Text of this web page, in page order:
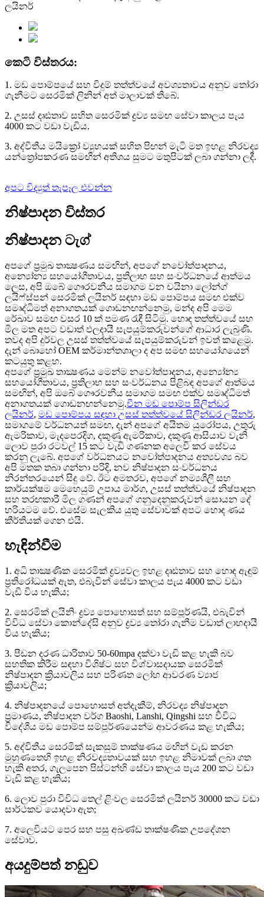
කෙටි විස්තරය:
1. මඩ පොම්පයේ සහ විදුම් තත්ත්වයේ අවශ්‍යතාවය අනුව තෝරා
ගැනීමට සෙරමික් ලිනින් අත් මාලාවක් තිබේ.
2. උසස් දෘඪතාව සහිත සෙරමික් ද්‍රව්‍ය සමඟ සේවා කාලය පැය
4000 කට වඩා වැඩිය.
3. අද්විතීය මයික්‍රෝ ව්‍යුහයක් සහිත පිඟන් මැටි මත ඉහළ නිරවද්‍ය
යන්ත්‍රෝපකරණ සමඟින් අතිශය සුමට මතුපිටක් ලබා ගන්නා ලදී.
අපට විද්‍යුත් තැපෑල එවන්න
නිෂ්පාදන විස්තර
නිෂ්පාදන ටැග්
අපගේ ප්‍රමුඛ තාක්‍ෂණය සමඟින්, අපගේ නවෝත්පාදනය,
අන්‍යෝන්‍ය සහයෝගීතාවය, ප්‍රතිලාභ සහ සංවර්ධනයේ ආත්මය
ලෙස, අපි ඔබේ ගෞරවනීය සමාගම වන චයිනා ලෝන්ග්
ලයිෆ්ස්පන් සෙරමික් ලයිනර් සඳහා මඩ පොම්පය සමඟ එක්ව
සමෘද්ධිමත් අනාගතයක් ගොඩනඟන්නෙමු, මන්ද අපි මෙම
රේඛාව සමඟ වසර 10 ක් පමණ රැඳී සිටිමු. හොඳ තත්ත්වයේ සහ
මිල මත අපට වඩාත් ඵලදායී සැපයුම්කරුවන්ගේ ආධාර ලැබුණි.
තවද අපි දුර්වල උසස් තත්ත්වයේ සැපයුම්කරුවන් ඉවත් කළෙමු.
දැන් බොහෝ OEM කර්මාන්තශාලා ද අප සමඟ සහයෝගයෙන්
කටයුතු කළහ.
අපගේ ප්‍රමුඛ තාක්‍ෂණය මෙන්ම නවෝත්පාදනය, අන්‍යෝන්‍ය
සහයෝගීතාවය, ප්‍රතිලාභ සහ සංවර්ධනය පිළිබඳ අපගේ ආත්මය
සමඟින්, අපි ඔබේ ගෞරවනීය සමාගම සමඟ එක්ව සමෘද්ධිමත්
අනාගතයක් ගොඩනඟන්නෙමු.චීන මඩ පොම්ප සිලින්ඩර
ලයිනර්, මඩ පොම්පය සඳහා උසස් තත්ත්වයේ සිලින්ඩර ලයිනර්,
සමාගමේ වර්ධනයත් සමඟ, දැන් අපගේ අයිතම යුරෝපය, උතුරු
ඇමරිකාව, මැදපෙරදිග, දකුණු ඇමරිකාව, දකුණු ආසියාව වැනි
ලොව පුරා රටවල් 15 කට වැඩි ගණනක අලෙවි කර සේවය
කරනු ලැබේ. අපගේ වර්ධනයට නවෝත්පාදනය අත්‍යවශ්‍ය බව
අපි මතක තබා ගන්නා පරිදි, නව නිෂ්පාදන සංවර්ධනය
නිරන්තරයෙන් සිදු වේ. ඊට අමතරව, අපගේ නම්‍යශීලී සහ
කාර්යක්ෂම මෙහෙයුම් උපාය මාර්ග, උසස් තත්ත්වයේ නිෂ්පාදන
සහ තරඟකාරී මිල ගණන් අපගේ ගනුදෙනුකරුවන් සොයන දේ
හරියටම වේ. එසේම සැලකිය යුතු සේවාවක් අපට හොඳ ණය
කීර්තියක් ගෙන එයි.
හැඳින්වීම
1. අධි තාක්‍ෂණික සෙරමික් ද්‍රව්‍යවල ඉහළ දෘඪතාව සහ හොඳ ඇඳුම්
ප්‍රතිරෝධයක් ඇත, එබැවින් සේවා කාලය පැය 4000 කට වඩා
වැඩි විය හැකිය;
2. සෙරමික් ලයිනිං ද්‍රව්‍ය පොහොසත් සහ සම්පූර්ණයි, එබැවින්
විවිධ සේවා කොන්දේසි අනුව ද්‍රව්‍ය තෝරා ගැනීම වඩාත් ලාභදායී
විය හැකිය;
3. පීඩන දරණ ධාරිතාව 50-60mpa දක්වා වැඩි කළ හැකි බව
සහතික කිරීම සඳහා විශිෂ්ට සහ විශ්වාසදායක සෙරමික්
නිෂ්පාදන ක්‍රියාවලිය සහ පරිණත ලෝහ ආවරණ ව්‍යාජ
ක්‍රියාවලිය;
4. නිෂ්පාදනයේ පොහොසත් අත්දැකීම්, නිරවද්‍ය නිෂ්පාදන
ප්‍රමාණය, නිෂ්පාදන වර්ග Baoshi, Lanshi, Qingshi සහ විවිධ
විදේශීය මඩ පොම්ප සම්පූර්ණයෙන්ම ආවරණය කළ හැකිය;
5. අද්විතීය සෙරමික් සැකසුම් තාක්ෂණය මඟින් වැඩ කරන
මුහුණතෙහි ඉහළ නිරවද්‍යතාවයක් සහ ඉහළ නිමාවක් ලබා ගත
හැකි අතර, ගැලපෙන පිස්ටන්හි සේවා කාලය පැය 200 කට වඩා
වැඩි කළ හැකිය;
6. ලොව පුරා විවිධ තෙල් ළිංවල සෙරමික් ලයිනර් 30000 කට වඩා
සාර්ථකව යොදවා ඇත;
7. අලෙවියට පෙර සහ පසු අඛණ්ඩ තාක්ෂණික උපදේශන
සේවාව.
අයදුම්පත් නඩුව